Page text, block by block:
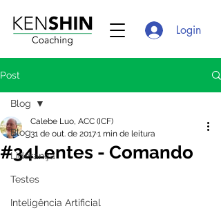
Login
Post
Blog
Liderança
Testes
Inteligência Artificial
Blog
#34Lentes - Comando
Calebe Luo, ACC (ICF)
31 de out. de 20171 min de leitura